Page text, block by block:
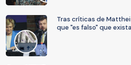
Tras críticas de Matthei
que "es falso" que